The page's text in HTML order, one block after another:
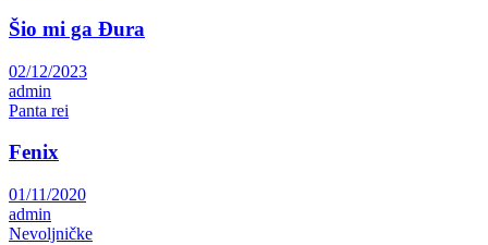
Šio mi ga Đura
02/12/2023
admin
Panta rei
Fenix
01/11/2020
admin
Nevoljničke